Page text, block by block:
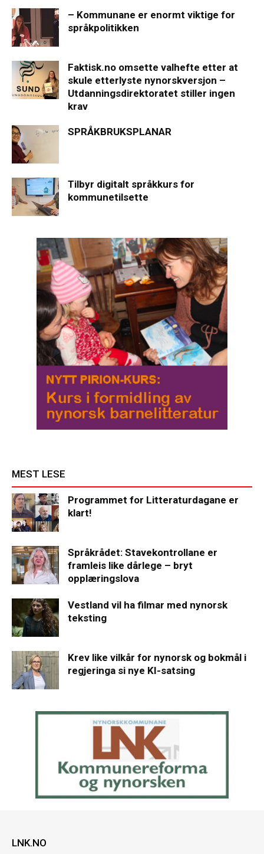
– Kommunane er enormt viktige for
språkpolitikken
Faktisk.no omsette valhefte etter at
skule etterlyste nynorskversjon –
Utdanningsdirektoratet stiller ingen
krav
SPRÅKBRUKSPLANAR
Tilbyr digitalt språkkurs for
kommunetilsette
MEST LESE
Programmet for Litteraturdagane er
klart!
Språkrådet: Stavekontrollane er
framleis like dårlege – bryt
opplæringslova
Vestland vil ha filmar med nynorsk
teksting
Krev like vilkår for nynorsk og bokmål i
regjeringa si nye KI-satsing
LNK.NO